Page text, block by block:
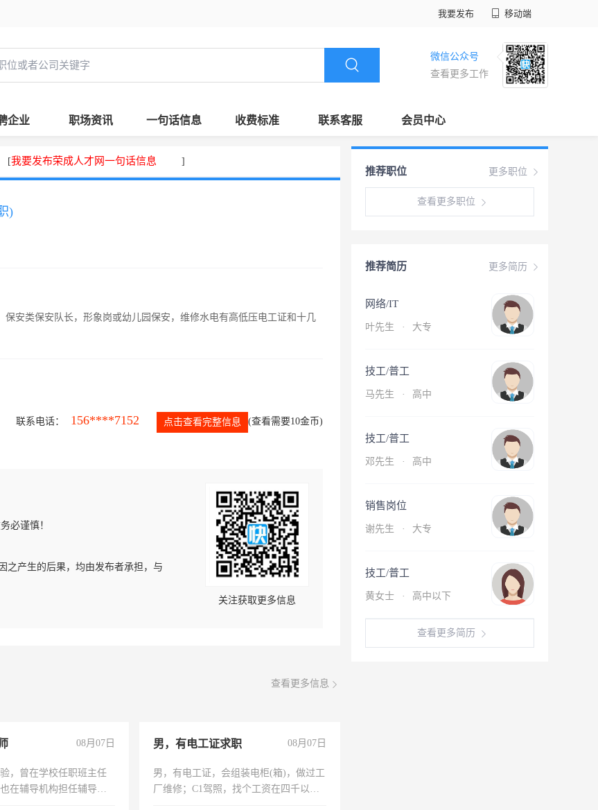
我要发布 移动端
微信公众号
查看更多工作
企业 职场资讯 一句话信息 收费标准 联系客服 会员中心
[我要发布荣成人才网一句话信息 ]
)
安类保安队长，形象岗或幼儿园保安，维修水电有高低压电工证和十几
联系电话： 156****7152 点击查看完整信息 (查看需要10金币)
必谨慎！
之产生的后果，均由发布者承担，与
关注获取更多信息
查看更多信息
08月07日
，曾在学校任职班主任
在辅导机构担任辅导教
男，有电工证求职 08月07日
男，有电工证，会组装电柜(箱)，做过工
厂维修；C1驾照，找个工资在四千以
更多职位
推荐职位
查看更多职位
更多简历
推荐简历
网络/IT
叶先生 · 大专
技工/普工
马先生 · 高中
技工/普工
邓先生 · 高中
销售岗位
谢先生 · 大专
技工/普工
黄女士 · 高中以下
查看更多简历